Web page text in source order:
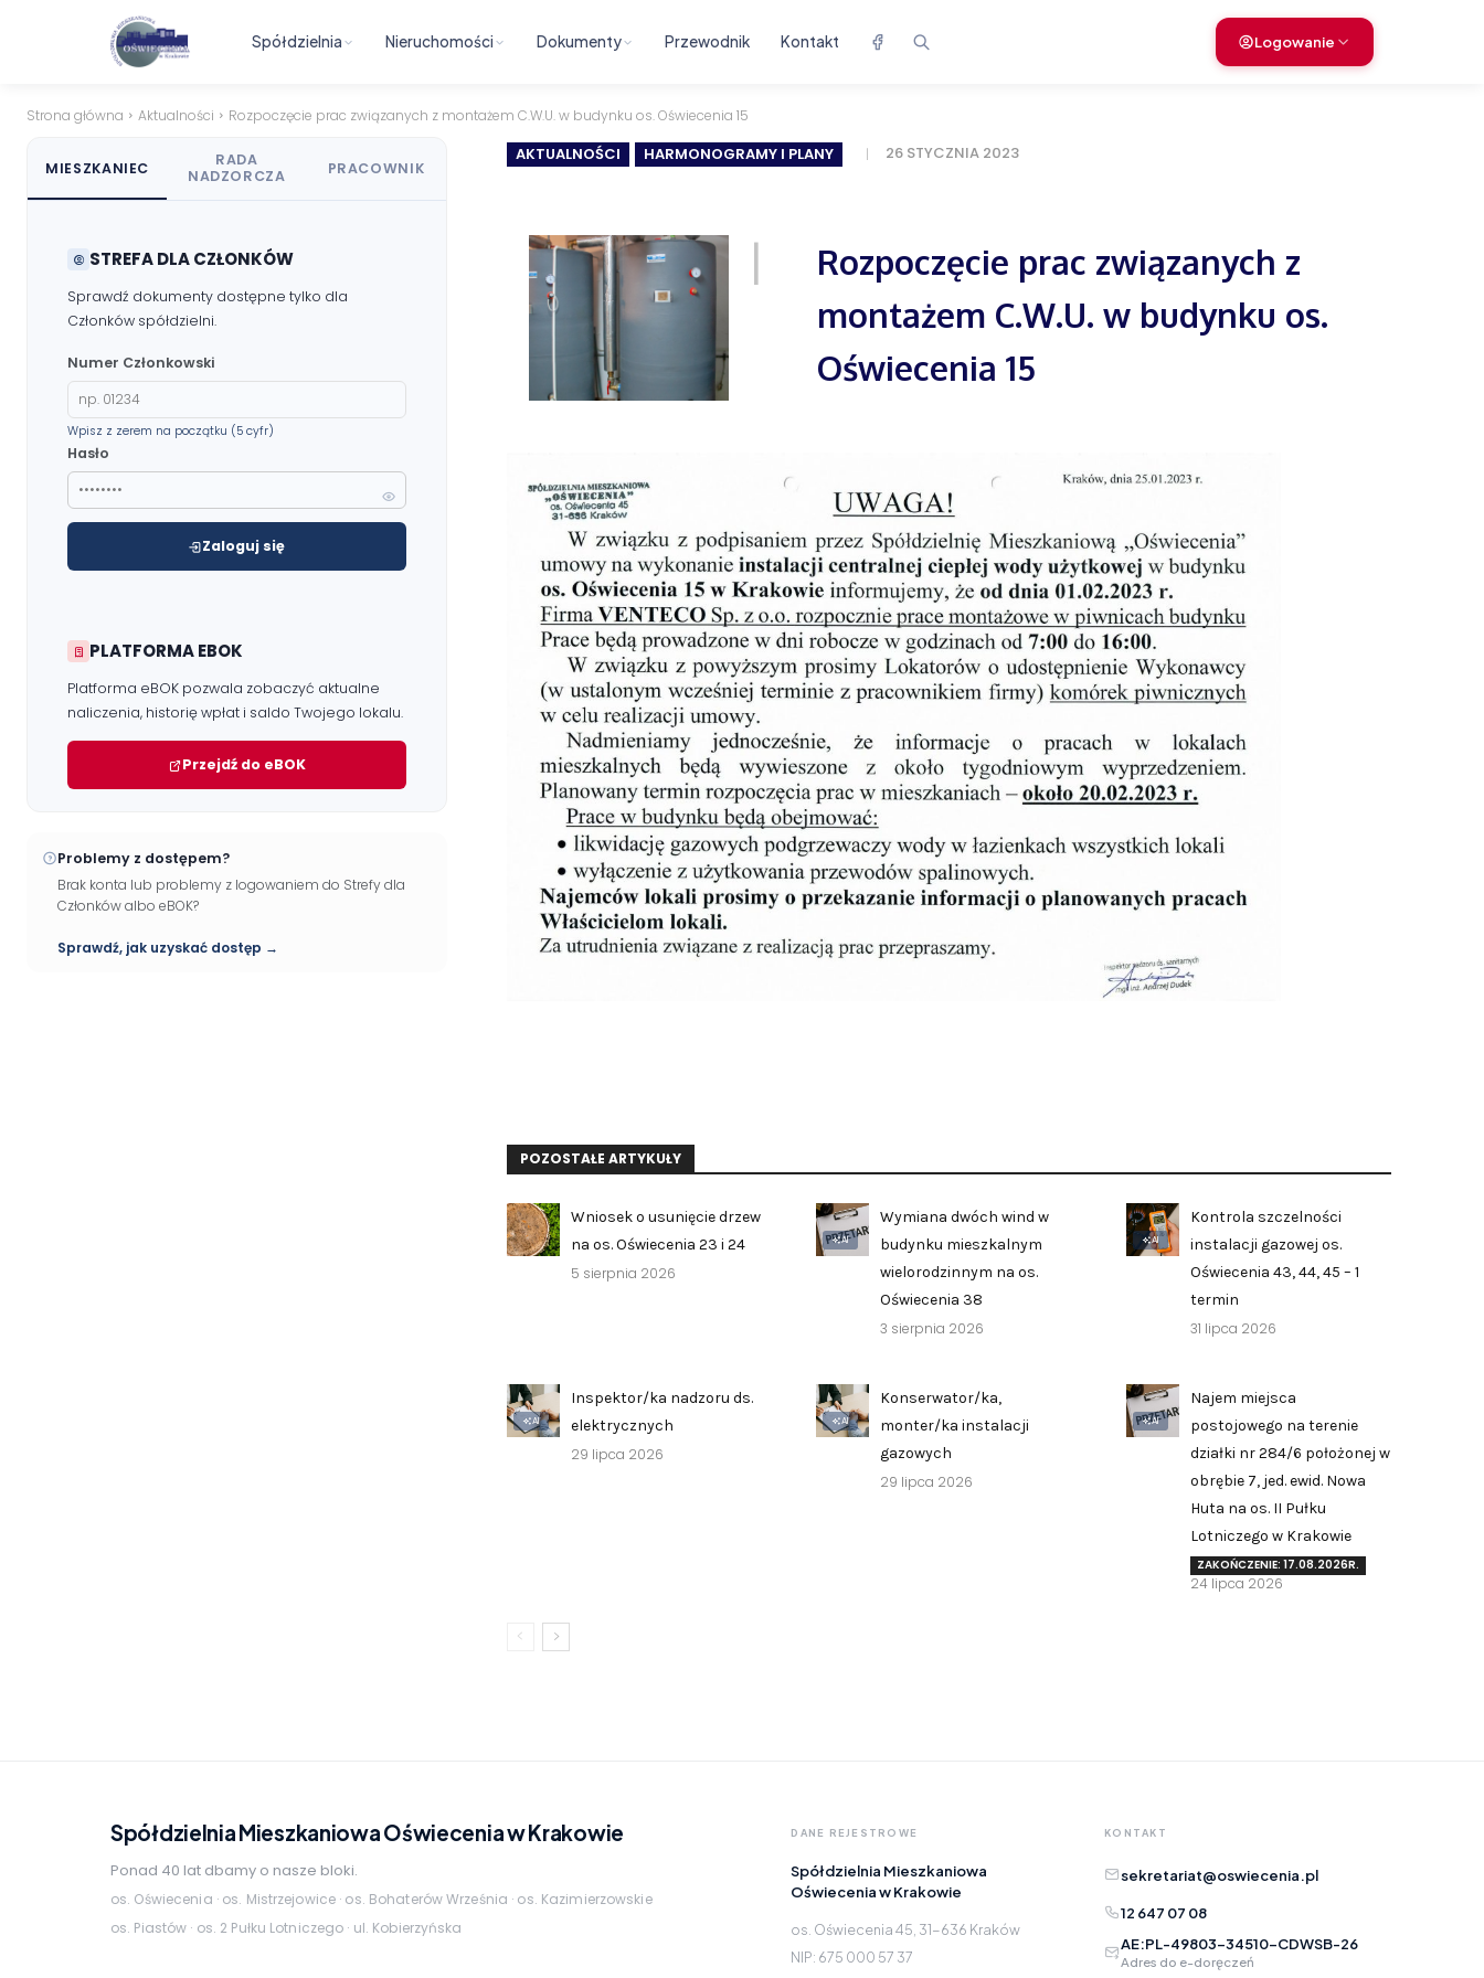
Materiały dla Rad Mieszkańców ›
Strefa Pracowników
Spółdzielnia Nieruchomości Dokumenty Przewodnik Kontakt Logowanie
Strona główna Aktualności Rozpoczęcie prac związanych z montażem C.W.U. w budynku os. Oświecenia 15
AKTUALNOŚCI HARMONOGRAMY I PLANY 26 STYCZNIA 2023
Rozpoczęcie prac związanych z
montażem C.W.U. w budynku os.
Oświecenia 15
POZOSTAŁE ARTYKUŁY
Wniosek o usunięcie drzew
na os. Oświecenia 23 i 24
5 sierpnia 2026
AI
Wymiana dwóch wind w
budynku mieszkalnym
wielorodzinnym na os.
Oświecenia 38
3 sierpnia 2026
AI
Kontrola szczelności
instalacji gazowej os.
Oświecenia 43, 44, 45 – 1
termin
31 lipca 2026
AI
Inspektor/ka nadzoru ds.
elektrycznych
29 lipca 2026
AI
Konserwator/ka,
monter/ka instalacji
gazowych
29 lipca 2026
AI
Najem miejsca
postojowego na terenie
działki nr 284/6 położonej w
obrębie 7, jed. ewid. Nowa
Huta na os. II Pułku
Lotniczego w Krakowie
ZAKOŃCZENIE: 17.08.2026R.
24 lipca 2026
MIESZKANIEC
RADA
NADZORCZA
PRACOWNIK
STREFA DLA CZŁONKÓW
Sprawdź dokumenty dostępne tylko dla
Członków spółdzielni.
Numer Członkowski
Wpisz z zerem na początku (5 cyfr)
Hasło
Zaloguj się
PLATFORMA EBOK
Platforma eBOK pozwala zobaczyć aktualne
naliczenia, historię wpłat i saldo Twojego lokalu.
Przejdź do eBOK
Problemy z dostępem?
Brak konta lub problemy z logowaniem do Strefy dla
Członków albo eBOK?
Sprawdź, jak uzyskać dostęp →
Spółdzielnia Mieszkaniowa Oświecenia w Krakowie
Ponad 40 lat dbamy o nasze bloki.
os. Oświecenia · os. Mistrzejowice · os. Bohaterów Września · os. Kazimierzowskie
os. Piastów · os. 2 Pułku Lotniczego · ul. Kobierzyńska
DANE REJESTROWE
Spółdzielnia Mieszkaniowa
Oświecenia w Krakowie
os. Oświecenia 45, 31-636 Kraków
NIP: 675 000 57 37
KONTAKT
sekretariat@oswiecenia.pl
12 647 07 08
AE:PL-49803-34510-CDWSB-26
Adres do e-doręczeń
Zgłoś problem lub uwagę
Twoja opinia pomaga nam ulepszać serwis
Adres e-mail opcjonalnie